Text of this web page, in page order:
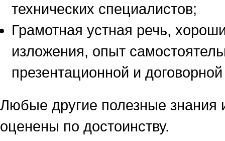
технических специалистов;
Грамотная устная речь,
изложения, опыт
презентационной и
Любые другие полезные знания
оценены по достоинству.